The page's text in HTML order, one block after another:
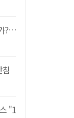
?…
"1